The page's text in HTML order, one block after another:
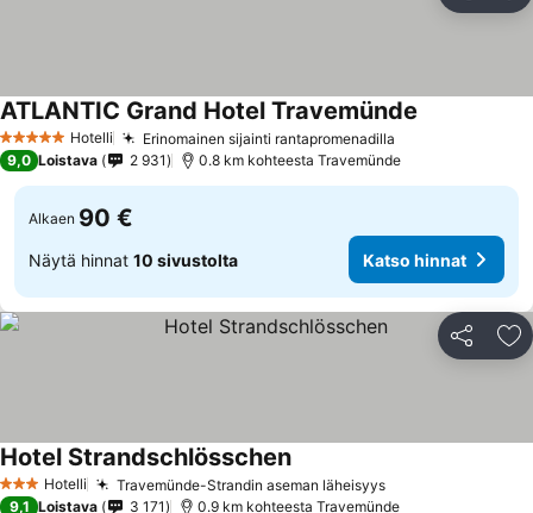
5 Tähtiluokitus
Hotelli Erinomainen sijainti rantapromenadilla
ATLANTIC Grand Hotel Travemünde
9,0 Loistava 2 931 0.8 km kohteesta Travemünde
Alkaen 90 €
Näytä hinnat 10 sivustolta Katso hinnat
Jaa
3 Tähtiluokitus
Hotelli Travemünde-Strandin aseman läheisyys
Hotel Strandschlösschen
9,1 Loistava 3 171 0.9 km kohteesta Travemünde